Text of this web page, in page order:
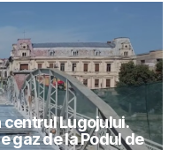
Lugojului.
gaz de la Podul de